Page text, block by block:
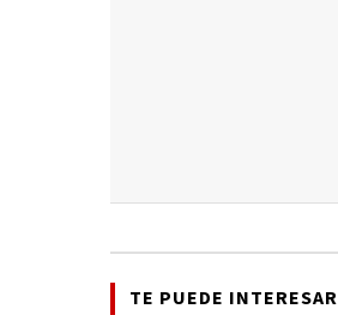
TE PUEDE INTERESAR